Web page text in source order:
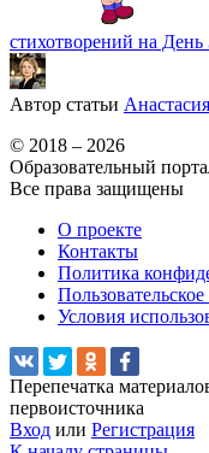
стихотворений на День
Автор статьи
© 2018 – 2026
Образовательный
Все права защищены
О проекте
Контакты
Политика
Условия
Перепечатка
первоисточника
Вход или Регистрация